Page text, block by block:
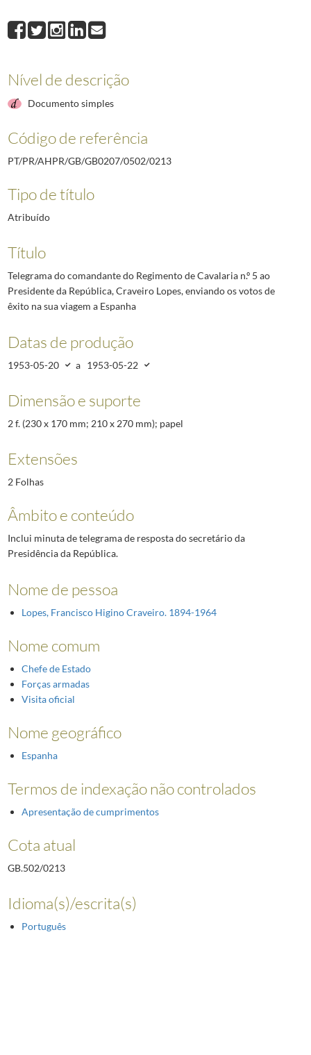
0214Telegrama do governador civil de Évora ao Presidente da República,
0215Telegrama do governador civil de Vila Real ao Presidente da
0217
Telegrama do presidente da direção do Grémio dos Industriais de
(...)
Nível de descrição
Documento simples
Código de referência
PT/PR/AHPR/GB/GB0207/0502/0213
Tipo de título
Atribuído
Título
Telegrama do comandante do Regimento de Cavalaria n.º 5 ao
Presidente da República, Craveiro Lopes, enviando os votos de
êxito na sua viagem a Espanha
Datas de produção
1953-05-20 a 1953-05-22
Dimensão e suporte
2 f. (230 x 170 mm; 210 x 270 mm); papel
Extensões
2 Folhas
Âmbito e conteúdo
Inclui minuta de telegrama de resposta do secretário da
Presidência da República.
Nome de pessoa
Lopes, Francisco Higino Craveiro. 1894-1964
Nome comum
Chefe de Estado
Forças armadas
Visita oficial
Nome geográfico
Espanha
Termos de indexação não controlados
Apresentação de cumprimentos
Cota atual
GB.502/0213
Idioma(s)/escrita(s)
Português